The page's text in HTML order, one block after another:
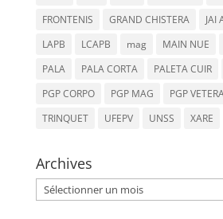
FRONTENIS
GRAND CHISTERA JAI
LAPB
LCAPB mag MAIN NUE
PALA
PALA CORTA PALETA CUIR
PGP CORPO
PGP MAG PGP
TRINQUET
UFEPV UNSS XARE
Archives
Archives